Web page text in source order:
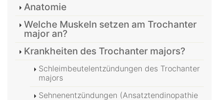
Anatomie
Welche Muskeln setzen am Trochanter
major an?
Krankheiten des Trochanter majors?
Schleimbeutelentzündungen des Trochanter
majors
Sehnenentzündungen (Ansatztendinopathie